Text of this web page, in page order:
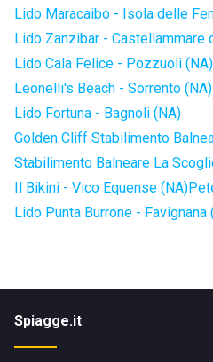
Lido Maracaibo - Isola delle
Lido Zanzibar - Castellammare
Lido Cala Felice - Pozzuoli (NA)
Leonelli's Beach - Sorrento (NA)
Lido Fortuna - Bagnoli (NA)
Golden Cliff Stabilimento
Stabilimento Balneare La
Il Bikini - Vico Equense (NA)
Lido Punta Burrone - Favignana
Spiagge.it